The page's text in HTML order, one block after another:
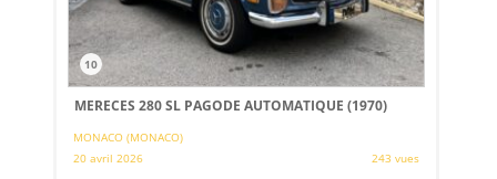
10
MERECES 280 SL PAGODE AUTOMATIQUE (1970)
MONACO (MONACO)
20 avril 2026
243 vues